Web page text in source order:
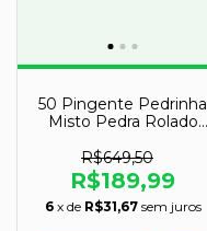
50 Pingente Pedrinha
Misto Pedra Rolado
R$649,50
R$189,99
6 x de R$31,67 sem juros